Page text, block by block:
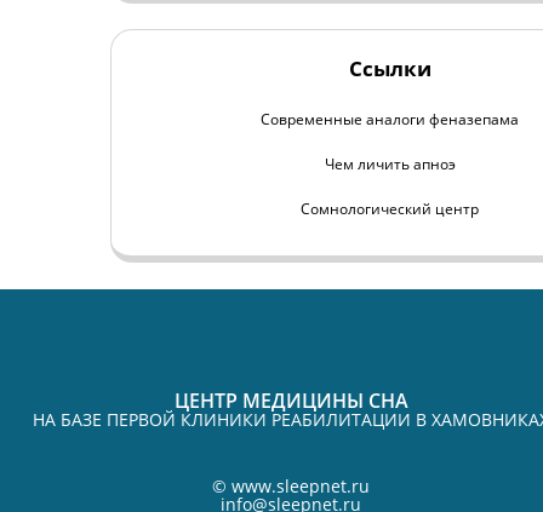
Ссылки
Современные аналоги феназепама
Чем личить апноэ
Сомнологический центр
ЦЕНТР МЕДИЦИНЫ СНА
НА БАЗЕ ПЕРВОЙ КЛИНИКИ РЕАБИЛИТАЦИИ В
© www.sleepnet.ru
info@sleepnet.ru